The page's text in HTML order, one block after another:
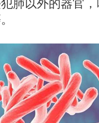
肺以外的器官